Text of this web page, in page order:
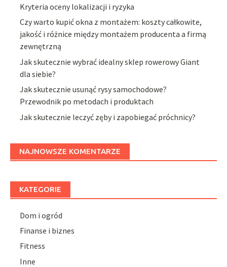
Kryteria oceny lokalizacji i ryzyka
Czy warto kupić okna z montażem: koszty całkowite,
jakość i różnice między montażem producenta a firmą
zewnętrzną
Jak skutecznie wybrać idealny sklep rowerowy Giant
dla siebie?
Jak skutecznie usunąć rysy samochodowe?
Przewodnik po metodach i produktach
Jak skutecznie leczyć zęby i zapobiegać próchnicy?
NAJNOWSZE KOMENTARZE
KATEGORIE
Dom i ogród
Finanse i biznes
Fitness
Inne